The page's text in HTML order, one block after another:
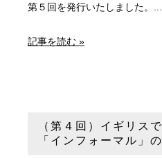
第５回を発行いたしました。...
記事を読む »
（第４回）イギリス
「インフォーマル」